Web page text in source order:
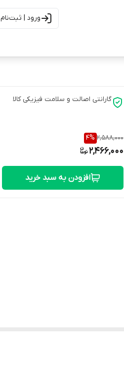
ورود | ثبت‌نام
گارانتی اصالت و سلامت فیزیکی کالا
2,588,000
4%
2,466,000
افزودن به سبد خرید